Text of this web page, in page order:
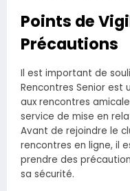
Points de
Précautions
Il est important de
Rencontres Senior est
aux rencontres
service de mise en
Avant de rejoindre le
rencontres en ligne, il
prendre des
sa sécurité.